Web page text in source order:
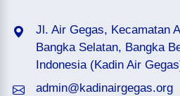
Jl. Air Gegas, Kecamatan
Bangka Selatan, Bangka
Indonesia (Kadin Air
admin@kadinairgegas.org